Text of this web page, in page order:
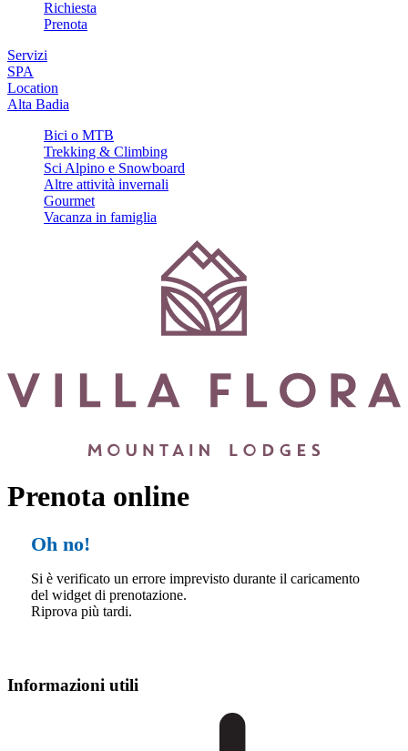
Richiesta
Prenota
Servizi
SPA
Location
Alta Badia
Bici o MTB
Trekking & Climbing
Sci Alpino e Snowboard
Altre attività invernali
Gourmet
Vacanza in famiglia
Prenota online
Oh no!
Si è verificato un errore imprevisto durante il caricamento
del widget di prenotazione.
Riprova più tardi.
Informazioni utili